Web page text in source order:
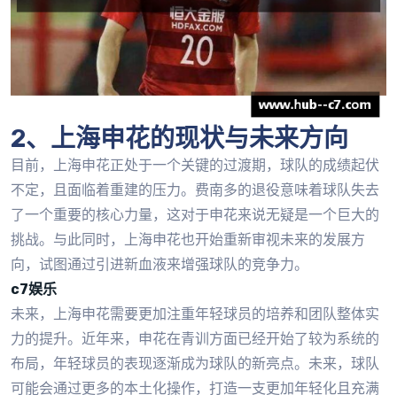
2、上海申花的现状与未来方向
目前，上海申花正处于一个关键的过渡期，球队的成绩起伏
不定，且面临着重建的压力。费南多的退役意味着球队失去
了一个重要的核心力量，这对于申花来说无疑是一个巨大的
挑战。与此同时，上海申花也开始重新审视未来的发展方
向，试图通过引进新血液来增强球队的竞争力。
c7娱乐
未来，上海申花需要更加注重年轻球员的培养和团队整体实
力的提升。近年来，申花在青训方面已经开始了较为系统的
布局，年轻球员的表现逐渐成为球队的新亮点。未来，球队
可能会通过更多的本土化操作，打造一支更加年轻化且充满